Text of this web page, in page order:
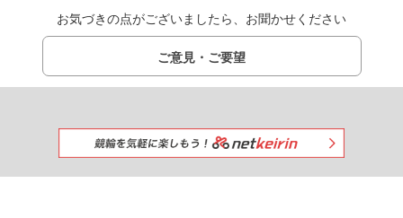
お気づきの点がございましたら、お聞かせください
ご意見・ご要望